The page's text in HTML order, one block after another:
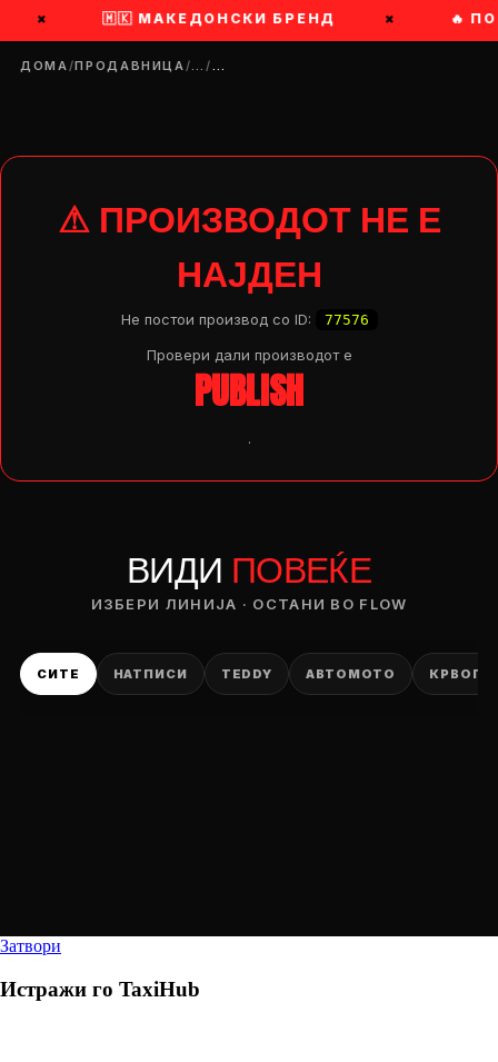
× 🇲🇰 МАКЕДОНСКИ БРЕНД × 🔥
ДОМА/ПРОДАВНИЦА/…/…
⚠ ПРОИЗВОДОТ НЕ Е
НАЈДЕН
Не постои производ со ID: 77576
Провери дали производот e
PUBLISH
.
ВИДИ ПОВЕЌЕ
ИЗБЕРИ ЛИНИЈА · ОСТАНИ ВО FLOW
СИТЕ НАТПИСИ TEDDY АВТОМОТО
Затвори
Истражи го TaxiHub